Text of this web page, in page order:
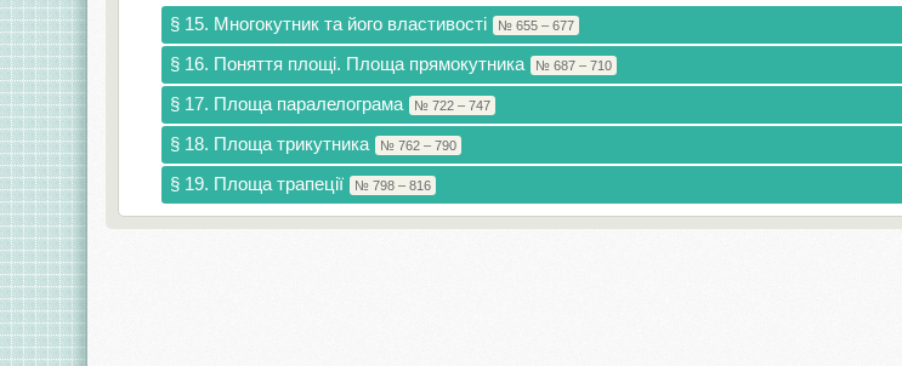
§ 15. Многокутник та його властивості № 655 – 677
§ 16. Поняття площі. Площа прямокутника № 687 – 710
§ 17. Площа паралелограма № 722 – 747
§ 18. Площа трикутника № 762 – 790
§ 19. Площа трапеції № 798 – 816